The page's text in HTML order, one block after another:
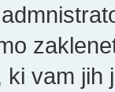
vam